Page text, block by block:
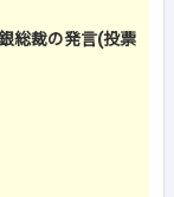
総裁の発言(投票